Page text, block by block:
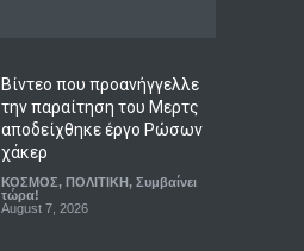
Προέβλεπαν πράγματι τα
Ταρώ το μέλλον;
LIFESTYLE
Βίντεο που προανήγγελλε
την παραίτηση του Μερτς
αποδείχθηκε έργο Ρώσων
χάκερ
ΚΟΣΜΟΣ, ΠΟΛΙΤΙΚΗ, Συμβαίνει
τώρα!
August 7, 2026